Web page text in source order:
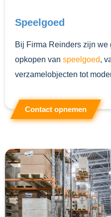
Speelgoed
Bij Firma Reinders zijn
opkopen van speelgoed,
verzamelobjecten tot
Contact opnemen